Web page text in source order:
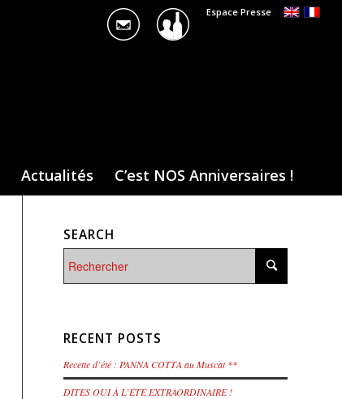
Espace Presse
Actualités C’est NOS Anniversaires !
SEARCH
RECENT POSTS
Recette d’été : PANNA COTTA au Muscat **
DITES OUI À L’ÉTÉ EXTRAORDINAIRE !